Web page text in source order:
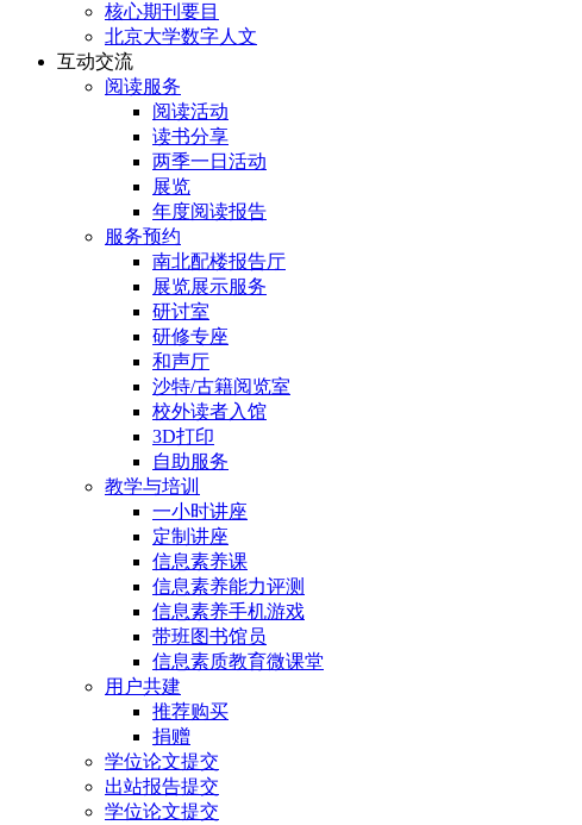
核心期刊要目
北京大学数字人文
互动交流
阅读服务
阅读活动
读书分享
两季一日活动
展览
年度阅读报告
服务预约
南北配楼报告厅
展览展示服务
研讨室
研修专座
和声厅
沙特/古籍阅览室
校外读者入馆
3D打印
自助服务
教学与培训
一小时讲座
定制讲座
信息素养课
信息素养能力评测
信息素养手机游戏
带班图书馆员
信息素质教育微课堂
用户共建
推荐购买
捐赠
学位论文提交
出站报告提交
学位论文提交